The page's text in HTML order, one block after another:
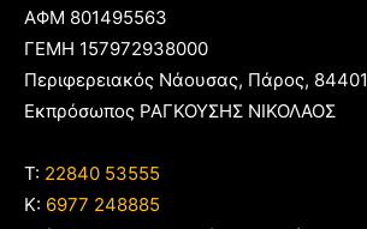
ΑΦΜ 801495563
ΓΕΜΗ 157972938000
Περιφερειακός Νάουσας, Πάρος, 84401
Εκπρόσωπος ΡΑΓΚΟΥΣΗΣ ΝΙΚΟΛΑΟΣ
T: 22840 53555
Κ: 6977 248885